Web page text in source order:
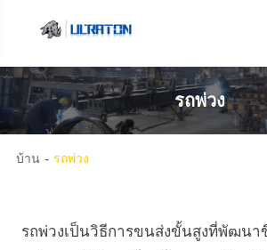
รถพ่วง
บ้าน รถพ่วง
รถพ่วงเป็นวิธีการขนส่งขั้นสูงที่พัฒน